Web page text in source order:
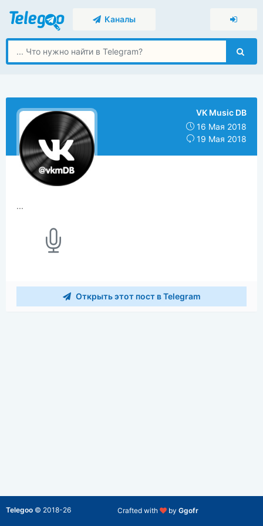
Каналы
VK Music DB
16 Мая 2018
19 Мая 2018
...
Открыть этот пост в Telegram
Crafted with by Ggofr
Telegoo © 2018-26